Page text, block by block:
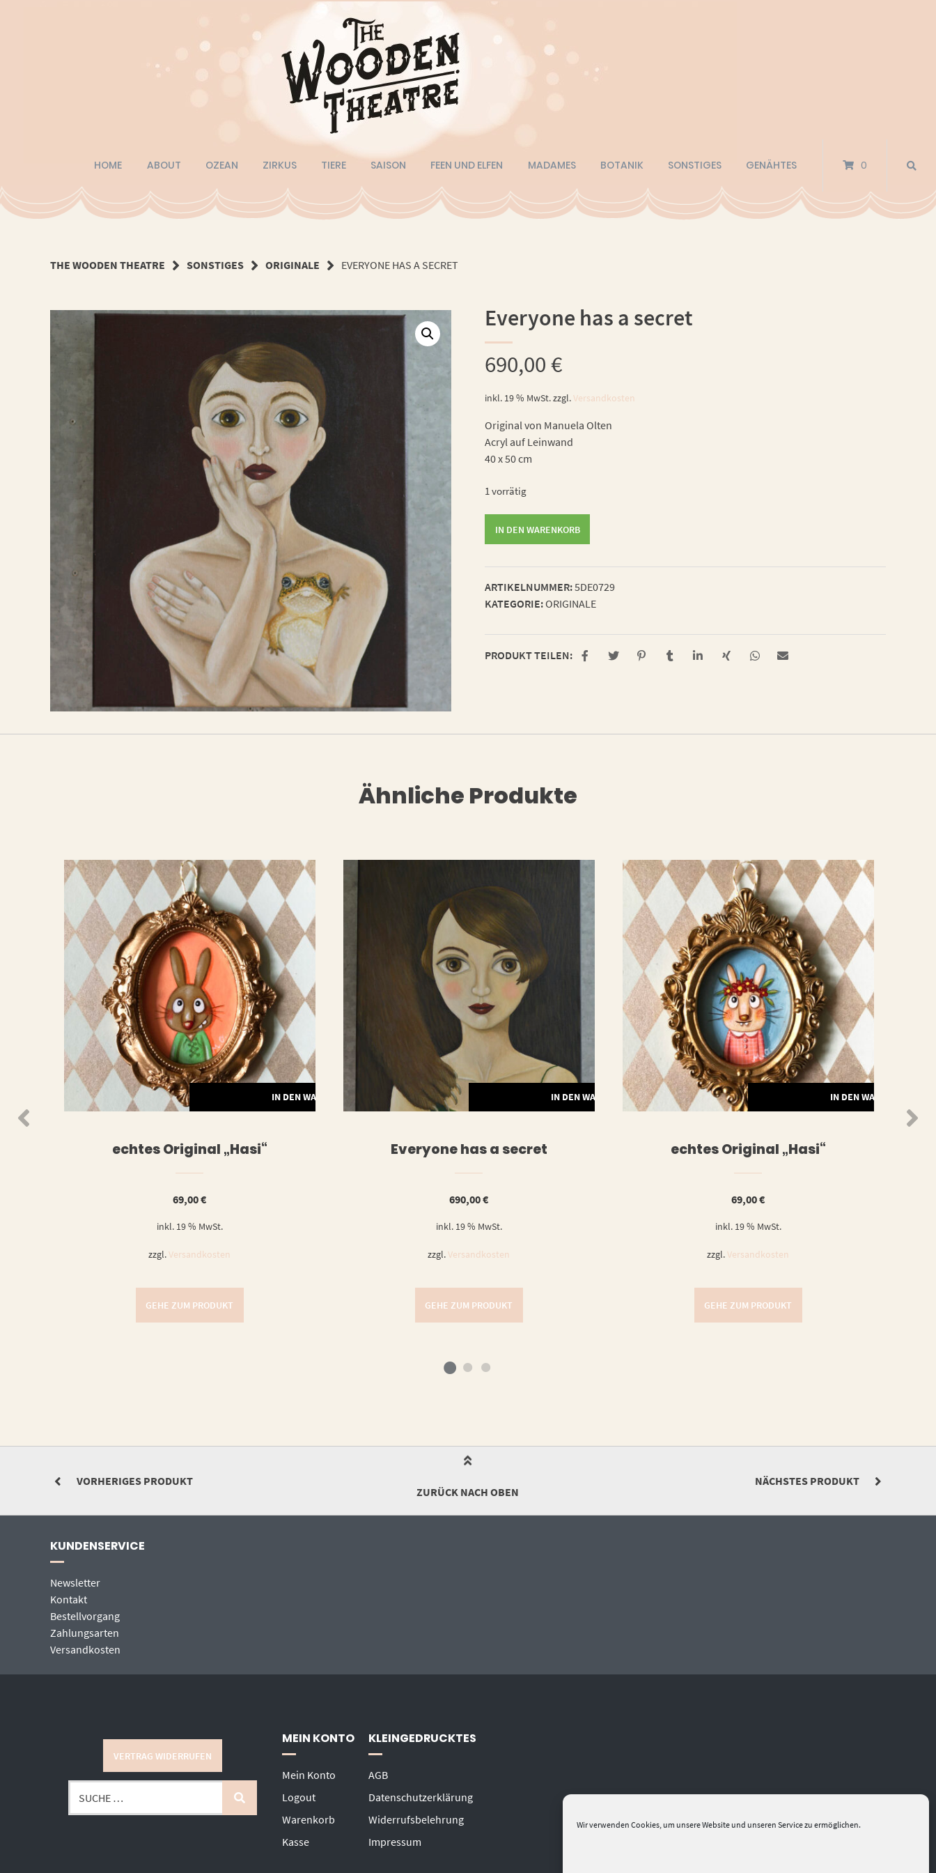
Wir verwenden Cookies, um unsere Website und unseren Service zu ermöglichen.
HOME ABOUT OZEAN ZIRKUS TIERE SAISON FEEN UND ELFEN MADAMES BOTANIK SONSTIGES GENÄHTES 0
THE WOODEN THEATRE SONSTIGES ORIGINALE EVERYONE HAS A SECRET
Everyone has a secret
690,00€
inkl. 19 % MwSt.zzgl.Versandkosten
Original von Manuela Olten
Acryl auf Leinwand
40 x 50 cm
1 vorrätig
Menge
IN DEN WARENKORB
ARTIKELNUMMER:5DE0729
KATEGORIE:ORIGINALE
PRODUKT TEILEN:
Ähnliche Produkte
IN DEN WARENKORB
echtes Original „Hasi“
69,00€
inkl. 19 % MwSt.
zzgl.Versandkosten
GEHE ZUM PRODUKT
IN DEN WARENKORB
Everyone has a secret
690,00€
inkl. 19 % MwSt.
zzgl.Versandkosten
GEHE ZUM PRODUKT
IN DEN WARENKORB
echtes Original „Hasi“
69,00€
inkl. 19 % MwSt.
zzgl.Versandkosten
GEHE ZUM PRODUKT
VORHERIGES PRODUKT
NÄCHSTES PRODUKT
ZURÜCK NACH OBEN
KUNDENSERVICE
Newsletter
Kontakt
Bestellvorgang
Zahlungsarten
Versandkosten
VERTRAG WIDERRUFEN
MEIN KONTO
Mein Konto
Logout
Warenkorb
Kasse
KLEINGEDRUCKTES
AGB
Datenschutzerklärung
Widerrufsbelehrung
Impressum